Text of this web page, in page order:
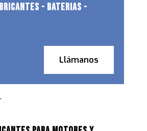
- BATERIAS -
Llámanos